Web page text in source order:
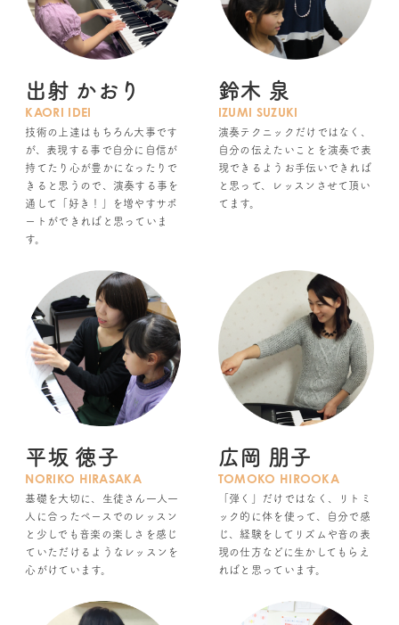
出射 かおり
KAORI IDEI
技術の上達はもちろん大事です
が、表現する事で自分に自信が
持てたり心が豊かになったりで
きると思うので、演奏する事を
通して「好き！」を増やすサポ
ートができればと思っていま
す。
鈴木 泉
IZUMI SUZUKI
演奏テクニックだけではなく、
自分の伝えたいことを演奏で表
現できるようお手伝いできれば
と思って、レッスンさせて頂い
てます。
平坂 徳子
NORIKO HIRASAKA
基礎を大切に、生徒さん一人一
人に合ったペースでのレッスン
と少しでも音楽の楽しさを感じ
ていただけるようなレッスンを
心がけています。
広岡 朋子
TOMOKO HIROOKA
「弾く」だけではなく、リトミ
ック的に体を使って、自分で感
じ、経験をしてリズムや音の表
現の仕方などに生かしてもらえ
ればと思っています。